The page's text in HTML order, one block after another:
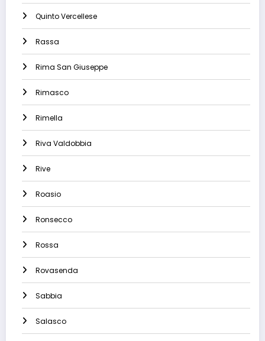
Quinto Vercellese
Rassa
Rima San Giuseppe
Rimasco
Rimella
Riva Valdobbia
Rive
Roasio
Ronsecco
Rossa
Rovasenda
Sabbia
Salasco